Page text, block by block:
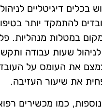
בכלים דיגיטליים
להתמקד יותר
במטלות מנהליות.
לניהול שעות עבודה
את העומס על
את שיעור העזיבה.
נוספות, כמו מכשירים